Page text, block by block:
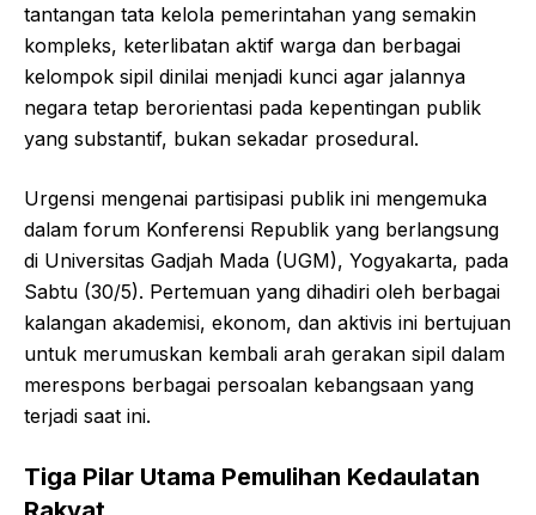
tantangan tata kelola pemerintahan yang semakin
kompleks, keterlibatan aktif warga dan berbagai
kelompok sipil dinilai menjadi kunci agar jalannya
negara tetap berorientasi pada kepentingan publik
yang substantif, bukan sekadar prosedural.
Urgensi mengenai partisipasi publik ini mengemuka
dalam forum Konferensi Republik yang berlangsung
di Universitas Gadjah Mada (UGM), Yogyakarta, pada
Sabtu (30/5). Pertemuan yang dihadiri oleh berbagai
kalangan akademisi, ekonom, dan aktivis ini bertujuan
untuk merumuskan kembali arah gerakan sipil dalam
merespons berbagai persoalan kebangsaan yang
terjadi saat ini.
Tiga Pilar Utama Pemulihan Kedaulatan